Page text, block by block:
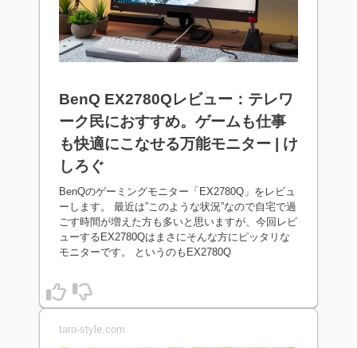
BenQ EX2780Qレビュー：テレワ
ーク民におすすめ。ゲームも仕事
も快適にこなせる万能モニター | け
しろぐ
BenQのゲーミングモニター「EX2780Q」をレビュ
ーします。 最近は”このような状況”なので自宅で過
ごす時間が増えた方も多いと思いますが、今回レビ
ューするEX2780Qはまさにそんな方にピッタリな
モニターです。 というのもEX2780Q
taro-style.com